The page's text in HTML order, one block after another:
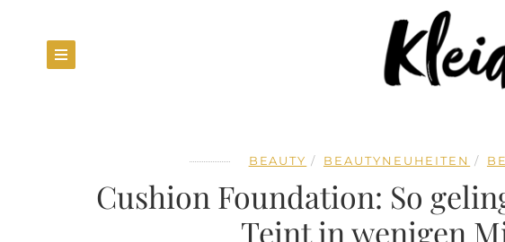
BEAUTY BEAUTYNEUHEITEN
Cushion Foundation: So
Teint in wenigen